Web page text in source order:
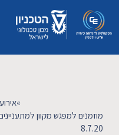
לימודים
»
מוזמנים למפגש מקוון
8.7.20